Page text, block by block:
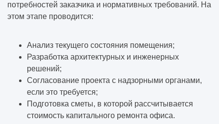
потребностей заказчика и нормативных требований. На
этом этапе проводится:
Анализ текущего состояния помещения;
Разработка архитектурных и инженерных
решений;
Согласование проекта с надзорными органами,
если это требуется;
Подготовка сметы, в которой рассчитывается
стоимость капитального ремонта офиса.